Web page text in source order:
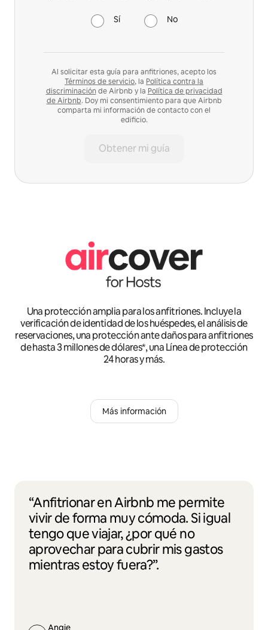
Sí No
Al solicitar esta guía para anfitriones, acepto los
Términos de servicio, la Política contra la
discriminación de Airbnb y la Política de privacidad
de Airbnb. Doy mi consentimiento para que Airbnb
comparta mi información de contacto con el
edificio.
Obtener mi guía
Una protección amplia para los anfitriones. Incluye la
verificación de identidad de los huéspedes, el análisis de
reservaciones, una protección ante daños para anfitriones
de hasta 3 millones de dólares*, una Línea de protección
24 horas y más.
Más información
“Anfitrionar en Airbnb me permite
vivir de forma muy cómoda. Si igual
tengo que viajar, ¿por qué no
aprovechar para cubrir mis gastos
mientras estoy fuera?”.
Angie